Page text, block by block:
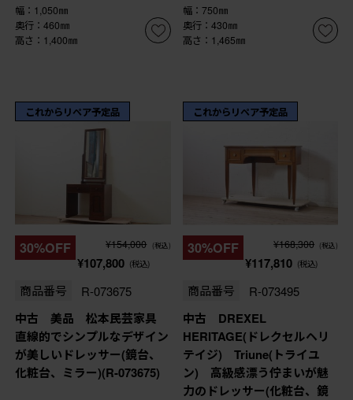
幅：1,050㎜
奥行：460㎜
高さ：1,400㎜
幅：750㎜
奥行：430㎜
高さ：1,465㎜
これからリペア予定品
30%OFF ¥154,000 (税込)
¥107,800 (税込)
商品番号 R-073675
中古 美品 松本民芸家具
直線的でシンプルなデザイン
が美しいドレッサー(鏡台、
化粧台、ミラー)(R-073675)
これからリペア予定品
30%OFF ¥168,300 (税込)
¥117,810 (税込)
商品番号 R-073495
中古 DREXEL
HERITAGE(ドレクセルヘリ
テイジ) Triune(トライユ
ン) 高級感漂う佇まいが魅
力のドレッサー(化粧台、鏡